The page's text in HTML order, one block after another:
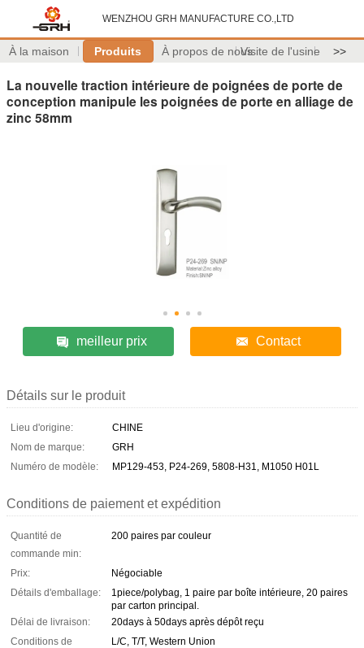
WENZHOU GRH MANUFACTURE CO.,LTD
À la maison Produits À propos de nousVisite de l'usine >>
La nouvelle traction intérieure de poignées de porte de
conception manipule les poignées de porte en alliage de
zinc 58mm
meilleur prix Contact
Détails sur le produit
Lieu d'origine:
CHINE
Nom de marque:
GRH
Numéro de modèle:
MP129-453, P24-269, 5808-H31, M1050 H01L
Conditions de paiement et expédition
Quantité de
commande min:
200 paires par couleur
Prix:
Négociable
Détails d'emballage:
1piece/polybag, 1 paire par boîte intérieure, 20 paires
par carton principal.
Délai de livraison:
20days à 50days après dépôt reçu
Conditions de
L/C, T/T, Western Union